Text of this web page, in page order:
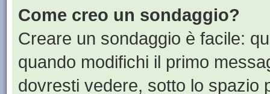
Come creo un sondaggio?
Creare un sondaggio è facile:
quando modifichi il primo
dovresti vedere, sotto lo spazio